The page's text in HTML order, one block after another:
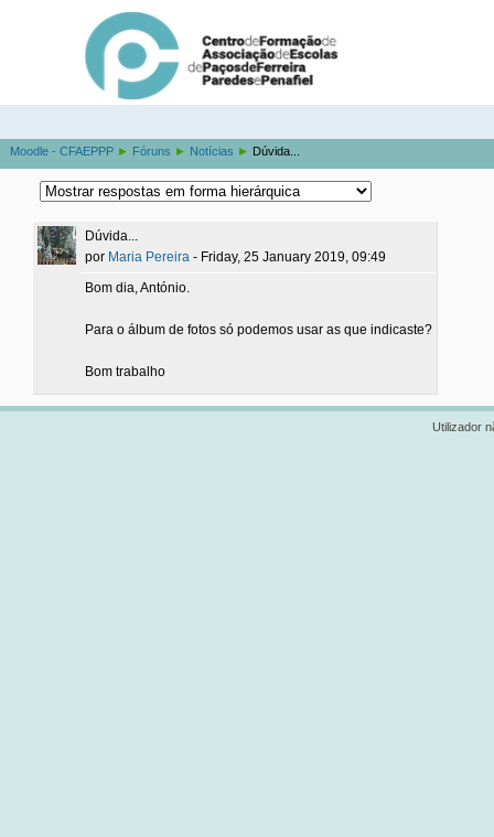
Moodle - CFAEPPP ► Fóruns ► Notícias ► Dúvida...
Dúvida...
por Maria Pereira - Friday, 25 January 2019, 09:49
Bom dia, António.
Para o álbum de fotos só podemos usar as que indicaste?
Bom trabalho
Utilizador